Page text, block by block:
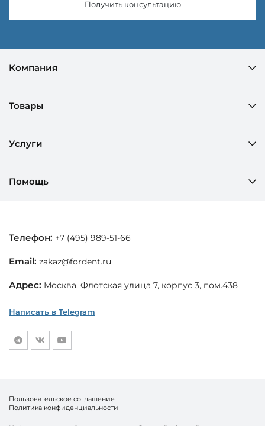
Получить консультацию
Компания
Товары
Услуги
Помощь
Телефон: +7 (495) 989-51-66
Email: zakaz@fordent.ru
Адрес: Москва, Флотская улица 7, корпус 3, пом.438
Написать в Telegram
Пользовательское соглашение
Политика конфиденциальности